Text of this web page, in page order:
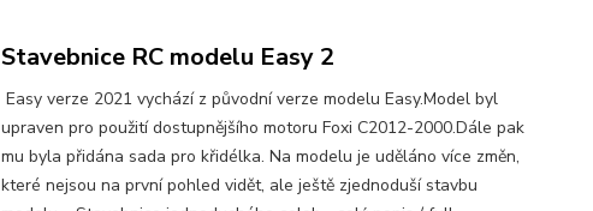
Stavebnice RC modelu Easy 2
Easy verze 2021 vychází z původní verze modelu Easy.Model byl
upraven pro použití dostupnějšího motoru Foxi C2012-2000.Dále pak
mu byla přidána sada pro křidélka. Na modelu je uděláno více změn,
které nejsou na první pohled vidět, ale ještě zjednoduší stavbu